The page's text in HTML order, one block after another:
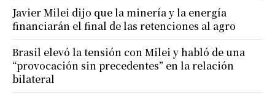
Javier Milei dijo que la minería y la energía
financiarán el final de las retenciones al agro
Brasil elevó la tensión con Milei y habló de una
“provocación sin precedentes” en la relación
bilateral